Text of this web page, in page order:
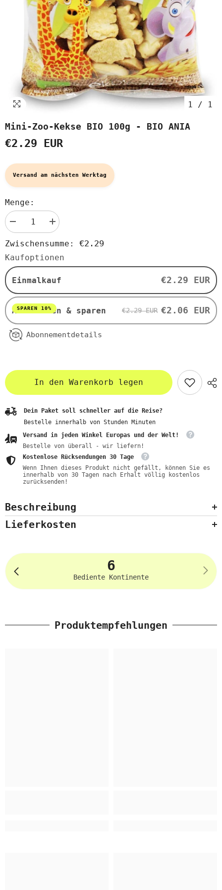
1 / 1
Mini-Zoo-Kekse BIO 100g - BIO ANIA
€2.29 EUR
Versand am nächsten Werktag
Menge:
verringern
für
Mini-
Zoo-
Kekse
BIO
100g
-
BIO
ANIA
Menge
erhöhen
Mini-
Zoo-
Kekse
BIO
100g
-
BIO
ANIA
Zwischensumme: €2.29
Kaufoptionen
Einmalkauf €2.29 EUR
Abonnieren & sparen
SPAREN 10% €2.29 EUR €2.06 EUR
Abonnementdetails
In den Warenkorb legen
Dein Paket soll schneller auf die Reise?
Bestelle innerhalb von Stunden Minuten
Versand in jeden Winkel Europas und der Welt!
Bestelle von überall - wir liefern!
Kostenlose Rücksendungen 30 Tage
Wenn Ihnen dieses Produkt nicht gefällt, können Sie es
innerhalb von 30 Tagen nach Erhalt völlig kostenlos
zurücksenden!
Beschreibung
Lieferkosten
6
Bediente Kontinente
Produktempfehlungen